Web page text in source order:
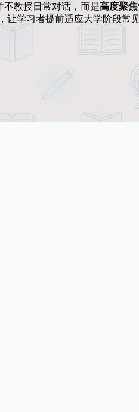
不教授日常对话，而是高度聚
学习者提前适应大学阶段常